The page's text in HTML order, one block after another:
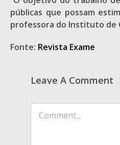
públicas que possam
professora do Instituto de
Fonte: Revista Exame
Leave A Comment
Comment